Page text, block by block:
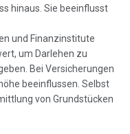
hinaus. Sie beeinflusst
und Finanzinstitute
um Darlehen zu
Bei Versicherungen
beeinflussen. Selbst
von Grundstücken